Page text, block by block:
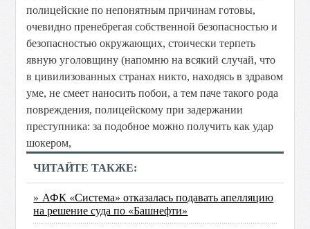
полицейские по непонятным причинам готовы,
очевидно пренебрегая собственной безопасностью и
безопасностью окружающих, стоически терпеть
явную уголовщину (напомню на всякий случай, что
в цивилизованных странах никто, находясь в здравом
уме, не смеет наносить побои, а тем паче такого рода
повреждения, полицейскому при задержании
преступника: за подобное можно получить как удар
шокером,
ЧИТАЙТЕ ТАКЖЕ:
» АФК «Система» отказалась подавать апелляцию
на решение суда по «Башнефти»